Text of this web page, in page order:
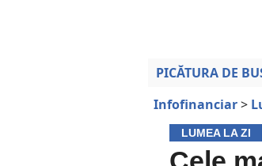
PICĂTURA DE
Infofinanciar>
LUMEA LA ZI